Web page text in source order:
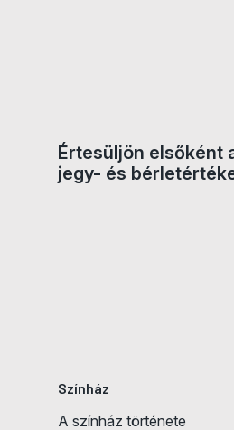
Értesüljön elsőként
jegy- és
Színház
A színház története